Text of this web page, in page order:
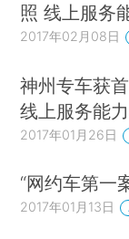
照 线上服务
2017年02月08日
神州专车获
线上服务能
2017年01月26日
“网约车第一
2017年01月13日